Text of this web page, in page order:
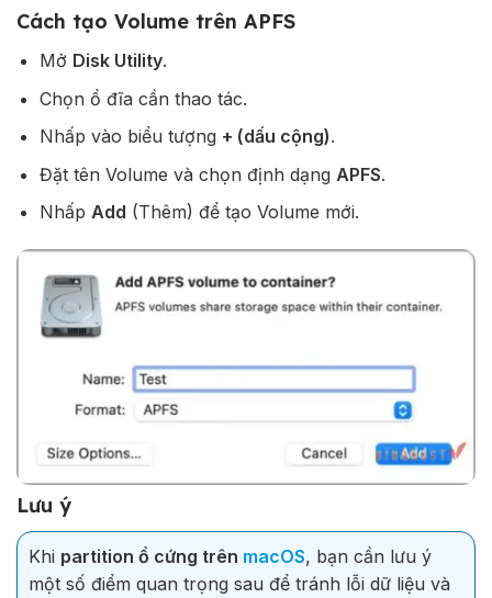
Cách tạo Volume trên APFS
Mở Disk Utility.
Chọn ổ đĩa cần thao tác.
Nhấp vào biểu tượng + (dấu cộng).
Đặt tên Volume và chọn định dạng APFS.
Nhấp Add (Thêm) để tạo Volume mới.
Lưu ý
Khi partition ổ cứng trên macOS, bạn cần lưu ý
một số điểm quan trọng sau để tránh lỗi dữ liệu và